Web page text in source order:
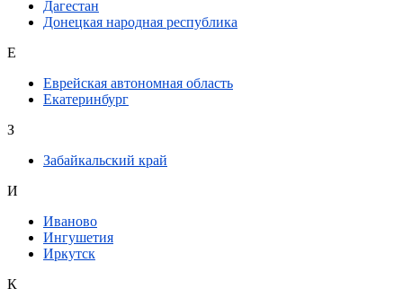
Дагестан
Донецкая народная республика
Е
Еврейская автономная область
Екатеринбург
З
Забайкальский край
И
Иваново
Ингушетия
Иркутск
К